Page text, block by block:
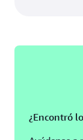
¿Encontró